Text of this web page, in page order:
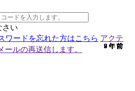
9 年 前
9 年 前
7 年 前
9 年 前
9 年 前
9 年 前
9 年 前
9 年 前
9 年 前
9 年 前
9 年 前
9 年 前
9 年 前
9 年 前
7 年 前
9 年 前
9 年 前
9 年 前
9 年 前
9 年 前
9 年 前
7 年 前
9 年 前
6 年 前
9 年 前
9 年 前
6 年 前
9 年 前
2 年 前
9 年 前
9 年 前
さい
ワードを忘れた方はこちら アクテ
ールの再送信します。